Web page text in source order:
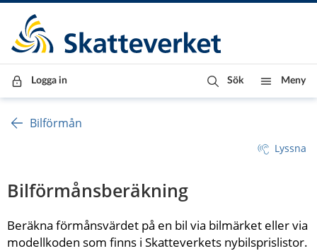
Till innehåll
Till navigationen
Till chattrobot
Logga in Sök Meny
Bilförmån
Lyssna
Bilförmånsberäkning
Beräkna förmånsvärdet på en bil via bilmärket eller via
modellkoden som finns i Skatteverkets nybilsprislistor.